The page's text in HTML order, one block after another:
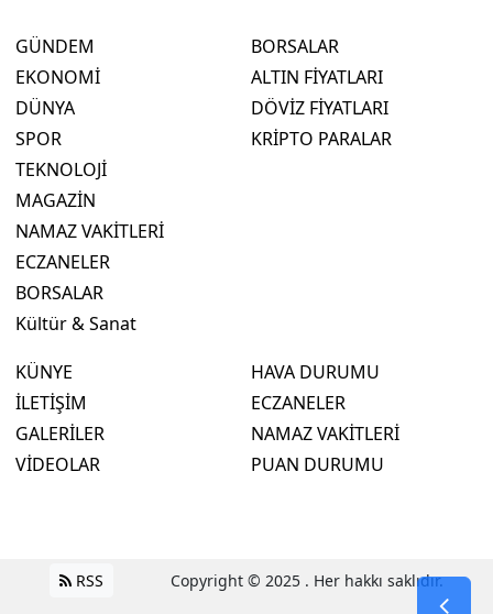
GÜNDEM
EKONOMİ
DÜNYA
SPOR
TEKNOLOJİ
MAGAZİN
NAMAZ VAKİTLERİ
ECZANELER
BORSALAR
Kültür & Sanat
BORSALAR
ALTIN FİYATLARI
DÖVİZ FİYATLARI
KRİPTO PARALAR
KÜNYE
İLETİŞİM
GALERİLER
VİDEOLAR
HAVA DURUMU
ECZANELER
NAMAZ VAKİTLERİ
PUAN DURUMU
RSS Copyright © 2025 . Her hakkı saklıdır.